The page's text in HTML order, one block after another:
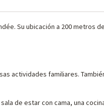
Su ubicación a 200 metros
actividades familiares.
de estar con cama, una